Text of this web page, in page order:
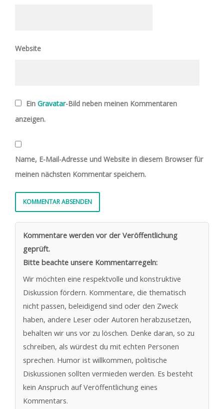
Website
Ein Gravatar-Bild neben meinen Kommentaren
anzeigen.
Name, E-Mail-Adresse und Website in diesem Browser für
meinen nächsten Kommentar speichern.
Kommentare werden vor der Veröffentlichung
geprüft.
Bitte beachte unsere Kommentarregeln:
Wir möchten eine respektvolle und konstruktive
Diskussion fördern. Kommentare, die thematisch
nicht passen, beleidigend sind oder den Zweck
haben, andere Leser oder Autoren herabzusetzen,
behalten wir uns vor zu löschen. Denke daran, so zu
schreiben, als würdest du mit echten Personen
sprechen. Humor ist willkommen, politische
Diskussionen sollten vermieden werden. Es besteht
kein Anspruch auf Veröffentlichung eines
Kommentars.